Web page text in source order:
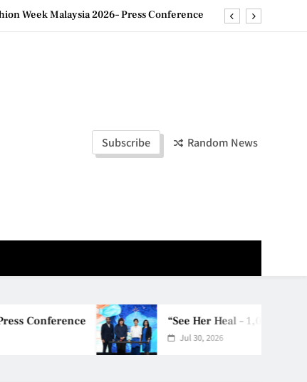
来西亚妈妈提供分享剖腹产复原历程的空间
西亚妈妈提供分享剖腹产复原历程的空间
Subscribe Random News
“See Her Heal – 1,000 Untold Stories”
Jul 30, 2026